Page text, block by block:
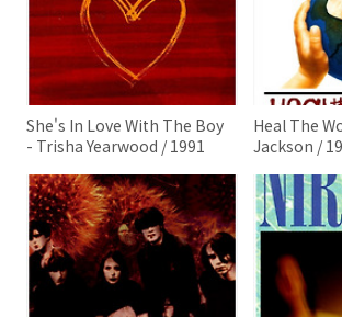
She's In Love With The Boy
- Trisha Yearwood / 1991
Heal The
Jackson /